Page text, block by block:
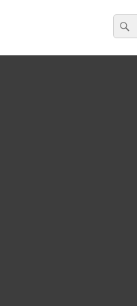
Sök
efter: